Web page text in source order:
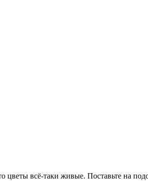
цветы всё-таки живые. Поставьте на